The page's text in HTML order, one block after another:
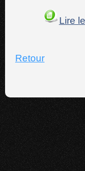
Lire
Retour